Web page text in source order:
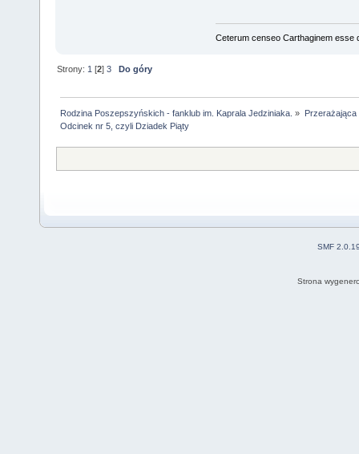
Ceterum censeo Carthaginem esse
Strony:1 [2]3 Do góry
Rodzina Poszepszyńskich - fanklub im. Kaprala Jedziniaka. »
Przerażająca
Odcinek nr 5, czyli Dziadek Piąty
SMF
Strona